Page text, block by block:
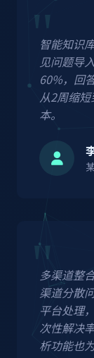
智能知识
见问题导
60%，回
从2周缩
本。
多渠道整
渠道分散
平台处理
次性解决
析功能也